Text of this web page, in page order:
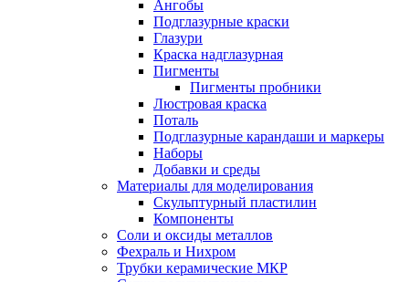
Ангобы
Подглазурные краски
Глазури
Краска надглазурная
Пигменты
Пигменты пробники
Люстровая краска
Поталь
Подглазурные карандаши и маркеры
Наборы
Добавки и среды
Материалы для моделирования
Скульптурный пластилин
Компоненты
Соли и оксиды металлов
Фехраль и Нихром
Трубки керамические МКР